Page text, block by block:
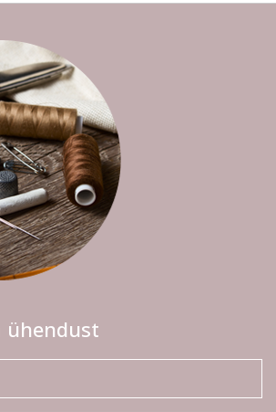
ühendust